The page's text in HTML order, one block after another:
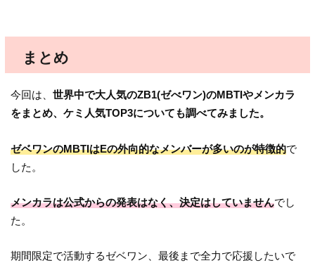
まとめ
今回は、世界中で大人気のZB1(ゼべワン)のMBTIやメンカラ
をまとめ、ケミ人気TOP3についても調べてみました。
ゼベワンのMBTIはEの外向的なメンバーが多いのが特徴的で
した。
メンカラは公式からの発表はなく、決定はしていませんでし
た。
期間限定で活動するゼベワン、最後まで全力で応援したいで